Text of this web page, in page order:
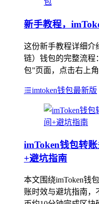
新手教程，
这份新手教程详细介
链）钱包的完整流程
包”页面，点击右上
imtoken钱包最新版
imToken钱包转
+避坑指南
本文围绕imToken钱
账时效与避坑指南，